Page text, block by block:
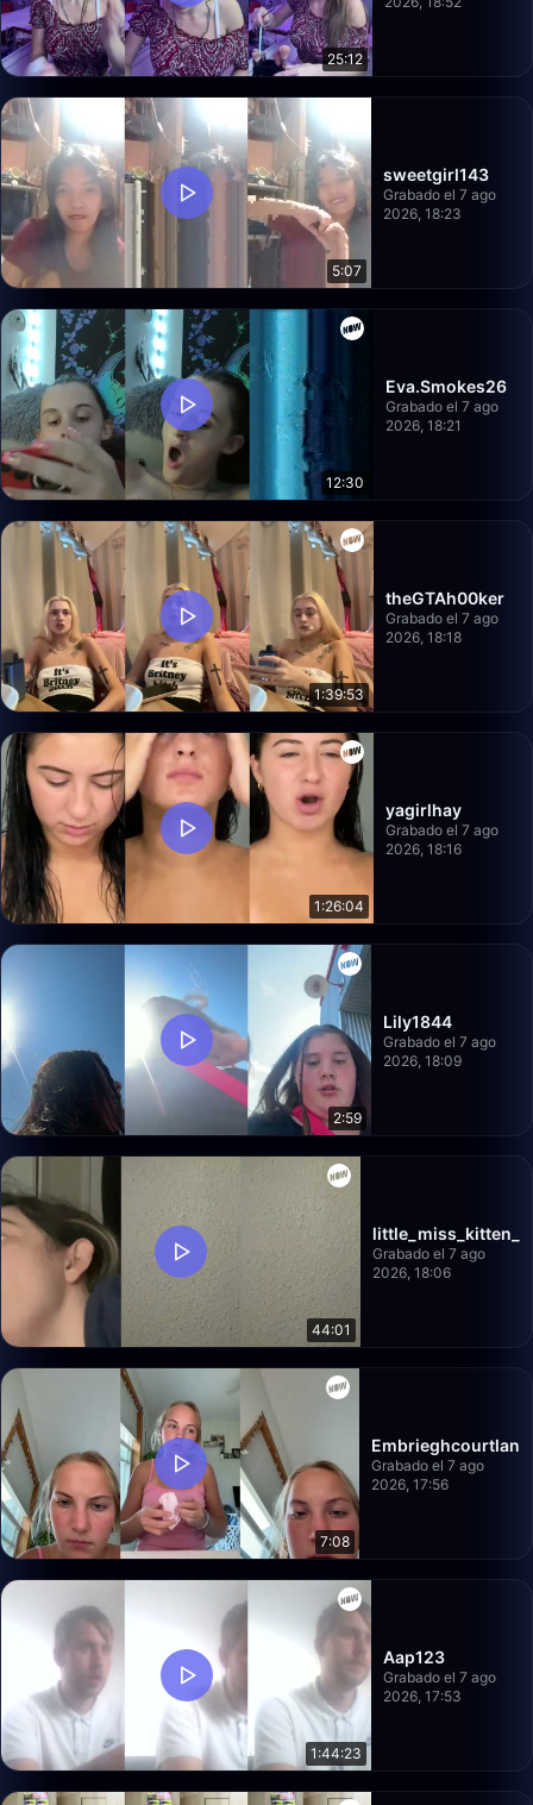
25:12
5:07
sweetgirl143
Grabado el 7 ago
2026, 18:23
12:30
Eva.Smokes26
Grabado el 7 ago
2026, 18:21
1:39:53
theGTAh00ker
Grabado el 7 ago
2026, 18:18
1:26:04
yagirlhay
Grabado el 7 ago
2026, 18:16
2:59
Lily1844
Grabado el 7 ago
2026, 18:09
44:01
little_miss_kitten_
Grabado el 7 ago
2026, 18:06
7:08
Embrieghcourtlan
Grabado el 7 ago
2026, 17:56
1:44:23
Aap123
Grabado el 7 ago
2026, 17:53